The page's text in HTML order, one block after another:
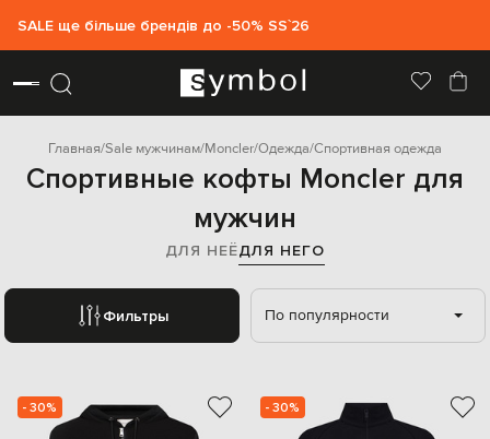
SALE ще більше брендів до -50% SS`26
Главная Sale мужчинам Moncler Одежда Спортивная одежда
Спортивные кофты Moncler для
мужчин
ДЛЯ НЕЁДЛЯ НЕГО
Фильтры По популярности
- 30% - 30%